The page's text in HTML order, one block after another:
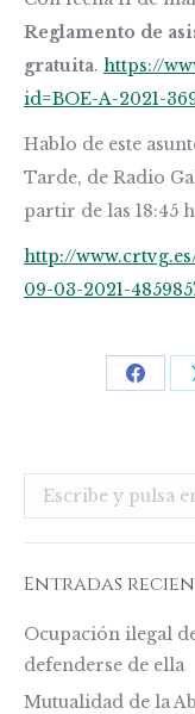
Reglamento de
gratuita. https://
id=BOE-A-2021-
Hablo de este
Tarde, de Radio
partir de las 18:45 h
http://
09-03-2021-
Share
Buscar:
Entradas
Ocupación ilegal
defenderse de ella
Mutualidad de la